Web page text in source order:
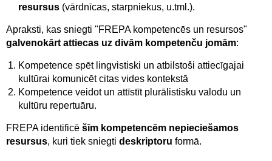
resursus (vārdnīcas, starpniekus, u.tml.).
Apraksti, kas sniegti "FREPA kompetencēs un resursos"
galvenokārt attiecas uz divām kompetenču jomām:
Kompetence spēt lingvistiski un atbilstoši attiecīgajai
kultūrai komunicēt citas vides kontekstā
Kompetence veidot un attīstīt plurālistisku valodu un
kultūru repertuāru.
FREPA identificē šīm kompetencēm nepieciešamos
resursus, kuri tiek sniegti deskriptoru formā.